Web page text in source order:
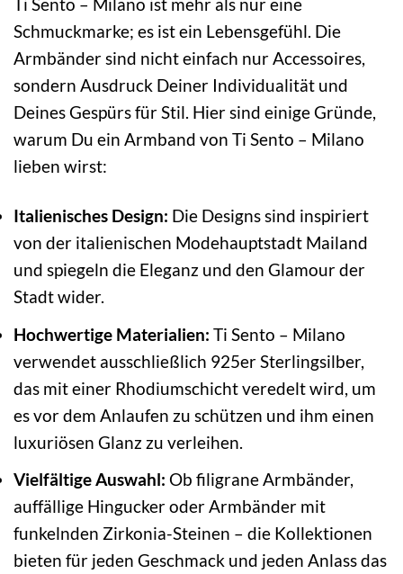
Ti Sento – Milano ist mehr als nur eine
Schmuckmarke; es ist ein Lebensgefühl. Die
Armbänder sind nicht einfach nur Accessoires,
sondern Ausdruck Deiner Individualität und
Deines Gespürs für Stil. Hier sind einige Gründe,
warum Du ein Armband von Ti Sento – Milano
lieben wirst:
Italienisches Design: Die Designs sind inspiriert
von der italienischen Modehauptstadt Mailand
und spiegeln die Eleganz und den Glamour der
Stadt wider.
Hochwertige Materialien: Ti Sento – Milano
verwendet ausschließlich 925er Sterlingsilber,
das mit einer Rhodiumschicht veredelt wird, um
es vor dem Anlaufen zu schützen und ihm einen
luxuriösen Glanz zu verleihen.
Vielfältige Auswahl: Ob filigrane Armbänder,
auffällige Hingucker oder Armbänder mit
funkelnden Zirkonia-Steinen – die Kollektionen
bieten für jeden Geschmack und jeden Anlass das